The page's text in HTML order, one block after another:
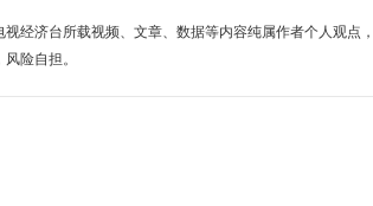
经济台所载视频、文章、数据等内容纯属作者个人观点
险自担。